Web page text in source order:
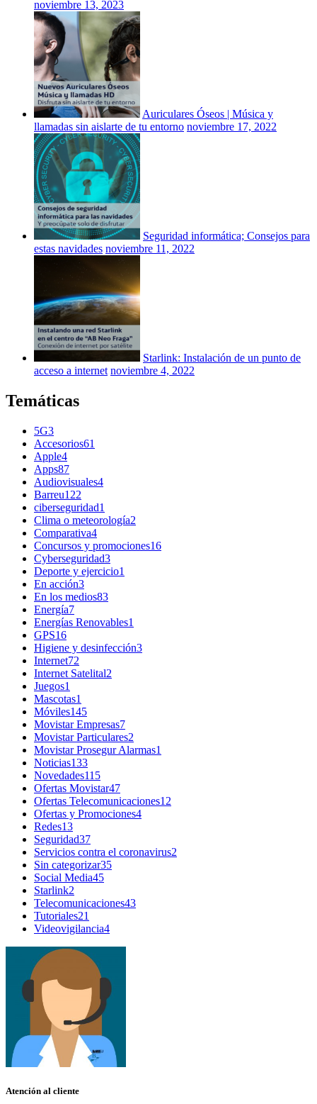
noviembre 13, 2023
Auriculares Óseos | Música y
llamadas sin aislarte de tu entorno noviembre 17, 2022
Seguridad informática; Consejos para
estas navidades noviembre 11, 2022
Starlink: Instalación de un punto de
acceso a internet noviembre 4, 2022
Temáticas
5G3
Accesorios61
Apple4
Apps87
Audiovisuales4
Barreu122
ciberseguridad1
Clima o meteorología2
Comparativa4
Concursos y promociones16
Cyberseguridad3
Deporte y ejercicio1
En acción3
En los medios83
Energía7
Energías Renovables1
GPS16
Higiene y desinfección3
Internet72
Internet Satelital2
Juegos1
Mascotas1
Móviles145
Movistar Empresas7
Movistar Particulares2
Movistar Prosegur Alarmas1
Noticias133
Novedades115
Ofertas Movistar47
Ofertas Telecomunicaciones12
Ofertas y Promociones4
Redes13
Seguridad37
Servicios contra el coronavirus2
Sin categorizar35
Social Media45
Starlink2
Telecomunicaciones43
Tutoriales21
Videovigilancia4
Atención al cliente